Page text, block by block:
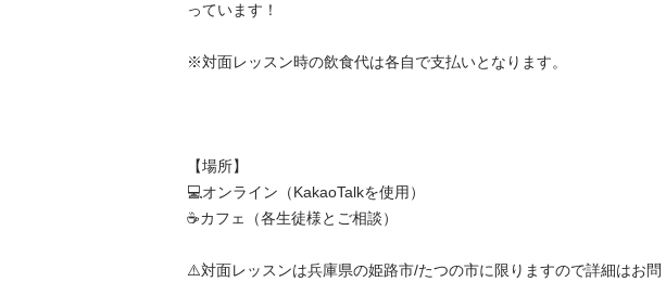
っています！
※対面レッスン時の飲食代は各自で支払いとなります。
【場所】
💻オンライン（KakaoTalkを使用）
☕️カフェ（各生徒様とご相談）
⚠️対面レッスンは兵庫県の姫路市/たつの市に限りますので詳細はお問